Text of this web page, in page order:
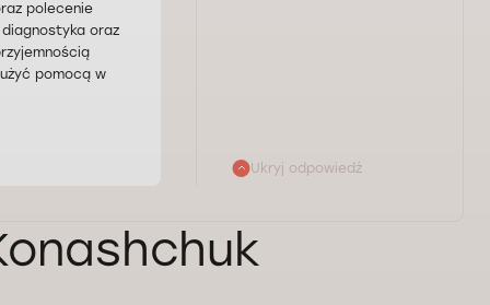
polecenie
oraz
pomocą w
Ukryj odpowiedź